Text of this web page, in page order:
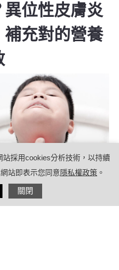
位性皮膚炎
充對的營養
採用cookies分析技術，以持續
站即表示您同意隱私權政策 。
關閉